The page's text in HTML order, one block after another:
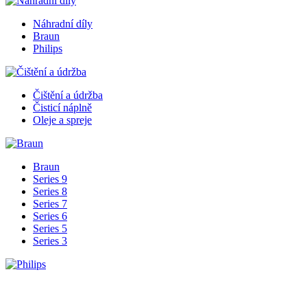
Náhradní díly
Braun
Philips
Čištění a údržba
Čisticí náplně
Oleje a spreje
Braun
Series 9
Series 8
Series 7
Series 6
Series 5
Series 3